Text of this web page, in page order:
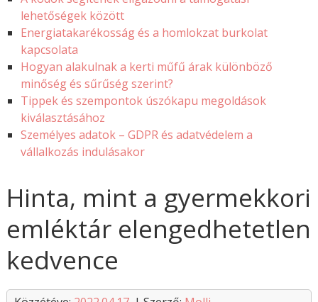
lehetőségek között
Energiatakarékosság és a homlokzat burkolat
kapcsolata
Hogyan alakulnak a kerti műfű árak különböző
minőség és sűrűség szerint?
Tippek és szempontok úszókapu megoldások
kiválasztásához
Személyes adatok – GDPR és adatvédelem a
vállalkozás indulásakor
Hinta, mint a gyermekkori
emléktár elengedhetetlen
kedvence